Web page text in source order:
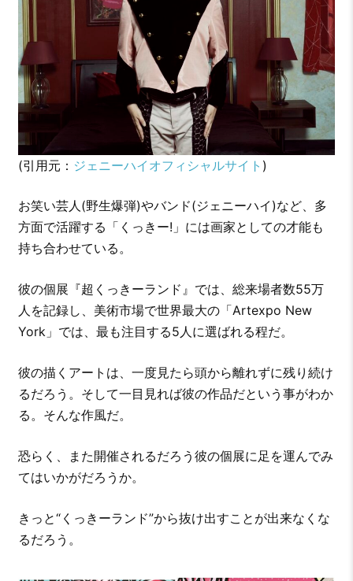
(引用元： ジェニーハイオフィシャルサイト )
お笑い芸人(野生爆弾)やバンド(ジェニーハイ)など、多
方面で活躍する「くっきー!」には画家としての才能も
持ち合わせている。
彼の個展『超くっきーランド』では、総来場者数55万
人を記録し、美術市場で世界最大の「Artexpo New
York」では、最も注目する5人に選ばれる程だ。
彼の描くアートは、一度見たら頭から離れずに残り続け
るだろう。そして一目見れば彼の作品だという事がわか
る。そんな作風だ。
恐らく、また開催されるだろう彼の個展に足を運んでみ
てはいかがだろうか。
きっと“くっきーランド”から抜け出すことが出来なくな
るだろう。